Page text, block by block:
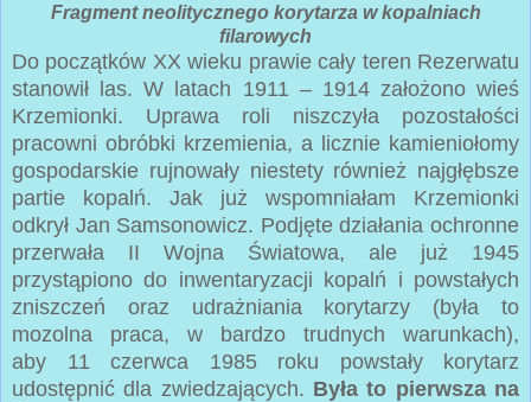
Fragment neolitycznego korytarza w kopalniach
filarowych
Do początków XX wieku prawie cały teren Rezerwatu
stanowił las. W latach 1911 – 1914 założono wieś
Krzemionki. Uprawa roli niszczyła pozostałości
pracowni obróbki krzemienia, a licznie kamieniołomy
gospodarskie rujnowały niestety również najgłębsze
partie kopalń. Jak już wspomniałam Krzemionki
odkrył Jan Samsonowicz. Podjęte działania ochronne
przerwała II Wojna Światowa, ale już 1945
przystąpiono do inwentaryzacji kopalń i powstałych
zniszczeń oraz udrażniania korytarzy (była to
mozolna praca, w bardzo trudnych warunkach),
aby 11 czerwca 1985 roku powstały korytarz
udostępnić dla zwiedzających. Była to pierwsza na